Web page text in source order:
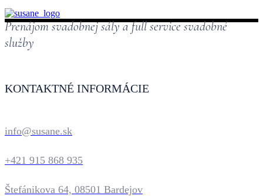
Prenájom svadobnej sály a full service svadobné
služby
KONTAKTNÉ INFORMÁCIE
info@susane.sk
+421 915 868 935
Štefánikova 64, 08501 Bardejov